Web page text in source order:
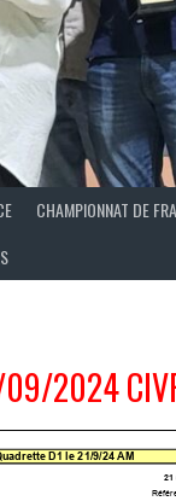
CHAMPIONNAT DE
09/2024